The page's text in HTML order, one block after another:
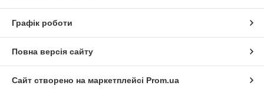
Графік роботи
Повна версія сайту
Сайт створено на маркетплейсі Prom.ua